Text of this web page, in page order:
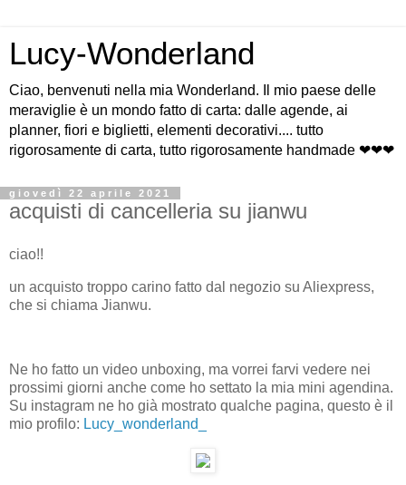
Lucy-Wonderland
Ciao, benvenuti nella mia Wonderland. Il mio paese delle
meraviglie è un mondo fatto di carta: dalle agende, ai
planner, fiori e biglietti, elementi decorativi.... tutto
rigorosamente di carta, tutto rigorosamente handmade ❤❤❤
giovedì 22 aprile 2021
acquisti di cancelleria su jianwu
ciao!!
un acquisto troppo carino fatto dal negozio su Aliexpress,
che si chiama Jianwu.
Ne ho fatto un video unboxing, ma vorrei farvi vedere nei
prossimi giorni anche come ho settato la mia mini agendina.
Su instagram ne ho già mostrato qualche pagina, questo è il
mio profilo: Lucy_wonderland_